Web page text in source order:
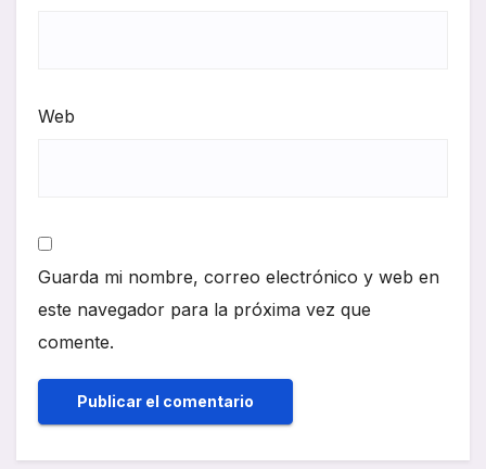
Web
Guarda mi nombre, correo electrónico y web en
este navegador para la próxima vez que
comente.